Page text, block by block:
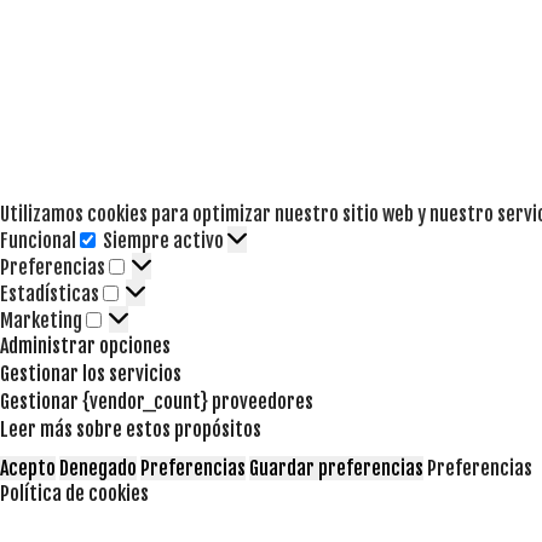
Utilizamos cookies para optimizar nuestro sitio web y nuestro
Funcional
Funcional
Siempre activo
Preferencias
Preferencias
Estadísticas Estadísticas
Marketing Marketing
Administrar opciones
Gestionar los servicios
Gestionar {vendor_count} proveedores
Leer más sobre estos propósitos
Acepto Denegado Preferencias Guardar preferencias Preferencias
Política de cookies